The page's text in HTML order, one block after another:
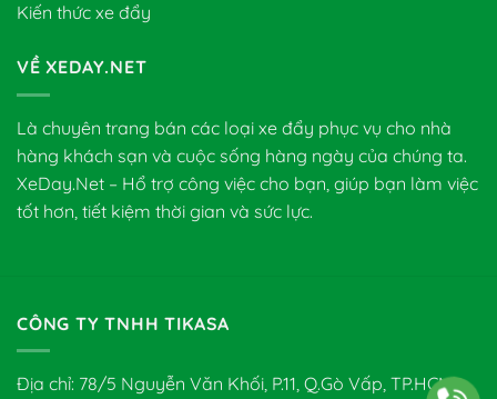
Kiến thức xe đẩy
VỀ XEDAY.NET
Là chuyên trang bán các loại xe đẩy phục vụ cho nhà
hàng khách sạn và cuộc sống hàng ngày của chúng ta.
XeDay.Net – Hổ trợ công việc cho bạn, giúp bạn làm việc
tốt hơn, tiết kiệm thời gian và sức lực.
CÔNG TY TNHH TIKASA
Địa chỉ: 78/5 Nguyễn Văn Khối, P.11, Q.Gò Vấp, TP.HCM